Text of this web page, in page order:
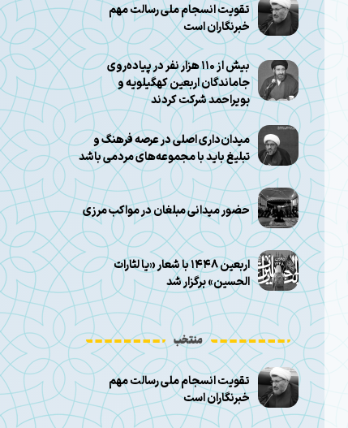
تقویت انسجام ملی رسالت مهم
خبرنگاران است
بیش از ۱۱۰ هزار نفر در پیاده‌روی
جاماندگان اربعین کهگیلویه و
بویراحمد شرکت کردند
میدان‌داری اصلی در عرصه فرهنگ و
تبلیغ باید با مجموعه‌های مردمی باشد
حضور میدانی مبلغان در مواکب مرزی
اربعین ۱۴۴۸ با شعار «یا لثارات
الحسین» برگزار شد
منتخب
تقویت انسجام ملی رسالت مهم
خبرنگاران است